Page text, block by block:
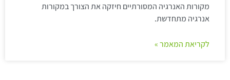
מקורות האנרגיה המסורתיים חיזקה את הצורך במקורות
אנרגיה מתחדשת.
לקריאת המאמר »